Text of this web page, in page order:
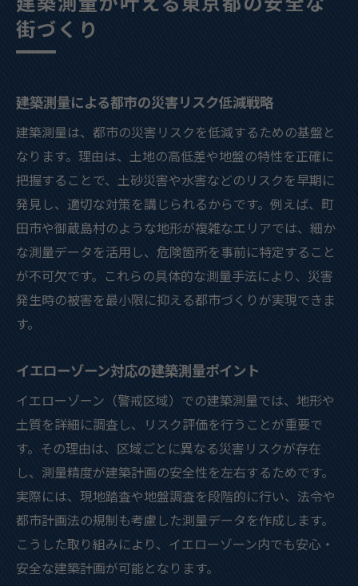
街づくり
建築測量による都市の災害リスク低減戦略
建築測量は、都市の災害リスクを低減するための基盤と
なります。理由は、土地の高低差や地盤の特性を正確に
把握することで、土砂災害や水害などのリスクを早期に
発見し、適切な対策を講じられるからです。例えば、町
田市や御蔵島村のような地形が複雑なエリアでは、細か
な測量データを活用し、危険箇所を事前に特定すること
が不可欠です。これらの具体的な測量手法により、災害
発生時の被害を最小限に抑える都市づくりが実現できま
す。
イエローゾーン対応の建築測量ポイント
イエローゾーン（警戒区域）での建築測量では、地形や
土質を詳細に調査し、リスク評価を行うことが重要で
す。その理由は、区域ごとに異なる災害リスクが存在
し、測量精度が建築計画の安全性を左右するためです。
実際には、現地踏査や地盤調査を段階的に行い、法令や
都市計画法の規制も考慮した測量データを作成します。
こうした取り組みにより、イエローゾーン内でも安心・
安全な建築計画が可能となります。